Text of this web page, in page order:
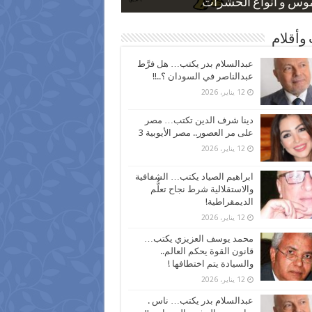
و أنواع الحشرات
بعد ارتفاع الأسعار
نسبة الطلاق في مصر
كاركاتيرية
كاركاتيرية
وأقلام
عبدالسلام بدر يكتب… هل فرَّط
عبدالناصر في السودان ؟..!!
12 يناير، 2026
دينا شرف الدين تكتب… مصر
على مر العصور.. مصر الأيوبية 3
12 يناير، 2026
ابراهيم الصياد يكتب… الشفافية
والاستقلالية شرط نجاح تعلُّم
الديمقراطية!
12 يناير، 2026
محمد يوسف العزيزي يكتب…
قانون القوة يحكم العالم..
والسيادة يتم اختطافها !
12 يناير، 2026
عبدالسلام بدر يكتب… ناس .